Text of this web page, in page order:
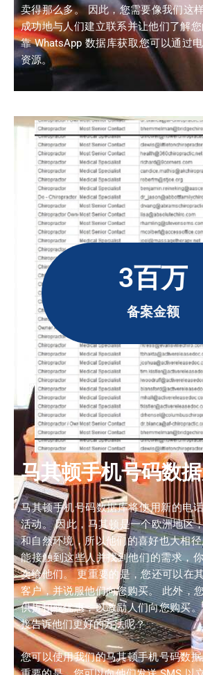
卖得那么多。 因此，您需要像我们这
成功地与人们建立联系并让他们了解
靠 WhatsApp 数据库获取您可以通过
资源。
3百万
备案金额
马其顿手机号码数
马其顿手机号码数据库将使用新的电
活动。 因此，马其顿是一个欧洲地区
和自然环境，所以他们的喜好也大相
能接触到这些人并找到他们的需求，
卖给他们。 更重要的是，您还可以在
客户，并说服他们向您购买。 此外，
供折扣或优惠，以激励人们向您购买
接告诉他们更好的方法呢？
您可以使用我们的马其顿手机号码数